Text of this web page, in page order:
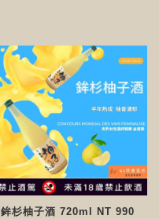
鉾杉柚子酒 720ml NT 990